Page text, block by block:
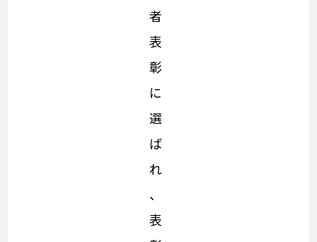
者
表
彰
に
選
ば
れ
、
表